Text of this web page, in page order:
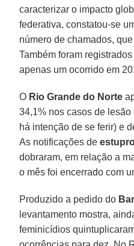
caracterizar o impacto
federativa, constatou-se
número de chamados,
Também foram
apenas um ocorrido em
O Rio Grande do Norte
34,1% nos casos de
há intenção de se ferir) e
As notificações de
dobraram, em relação a
o mês foi encerrado com
Produzido a pedido do
levantamento mostra,
feminicídios